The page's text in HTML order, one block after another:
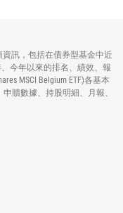
資訊，包括在債券型基金中近
今年以來的排名、績效、報
MSCI Belgium ETF)各基本
贖數據、持股明細、月報、